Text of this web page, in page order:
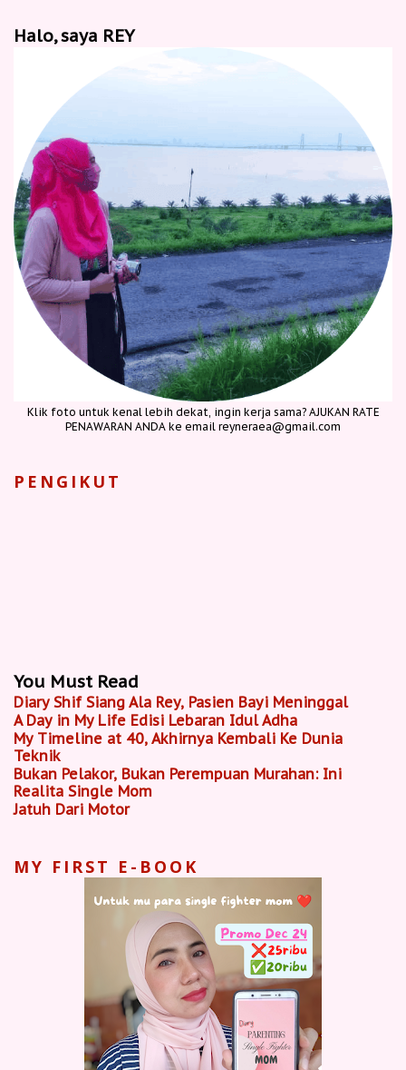
Halo, saya REY
Klik foto untuk kenal lebih dekat, ingin kerja sama? AJUKAN RATE
PENAWARAN ANDA ke email reyneraea@gmail.com
PENGIKUT
You Must Read
Diary Shif Siang Ala Rey, Pasien Bayi Meninggal
A Day in My Life Edisi Lebaran Idul Adha
My Timeline at 40, Akhirnya Kembali Ke Dunia
Teknik
Bukan Pelakor, Bukan Perempuan Murahan: Ini
Realita Single Mom
Jatuh Dari Motor
MY FIRST E-BOOK